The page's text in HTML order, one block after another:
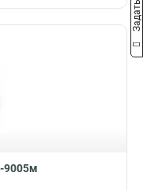
9005м